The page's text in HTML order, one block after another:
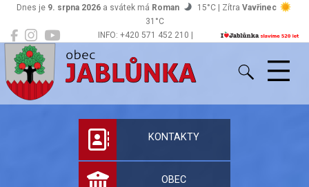
INFO: +420 571 452 210 |
Dnes je 9. srpna 2026 a svátek má Roman 15°C | Zítra Vavřinec
31°C
Jablůnka
Oficiální stránky
KONTAKTY
OBEC